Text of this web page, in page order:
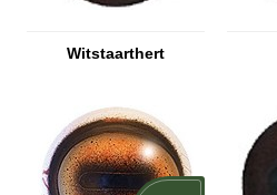
Witstaarthert